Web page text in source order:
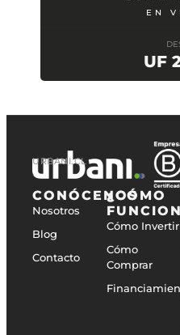
EN
UF
URBANI.CL
CONÓCENOS
Nosotros
Blog
Contacto
¿CÓMO
Cómo Invertir
Cómo
Comprar